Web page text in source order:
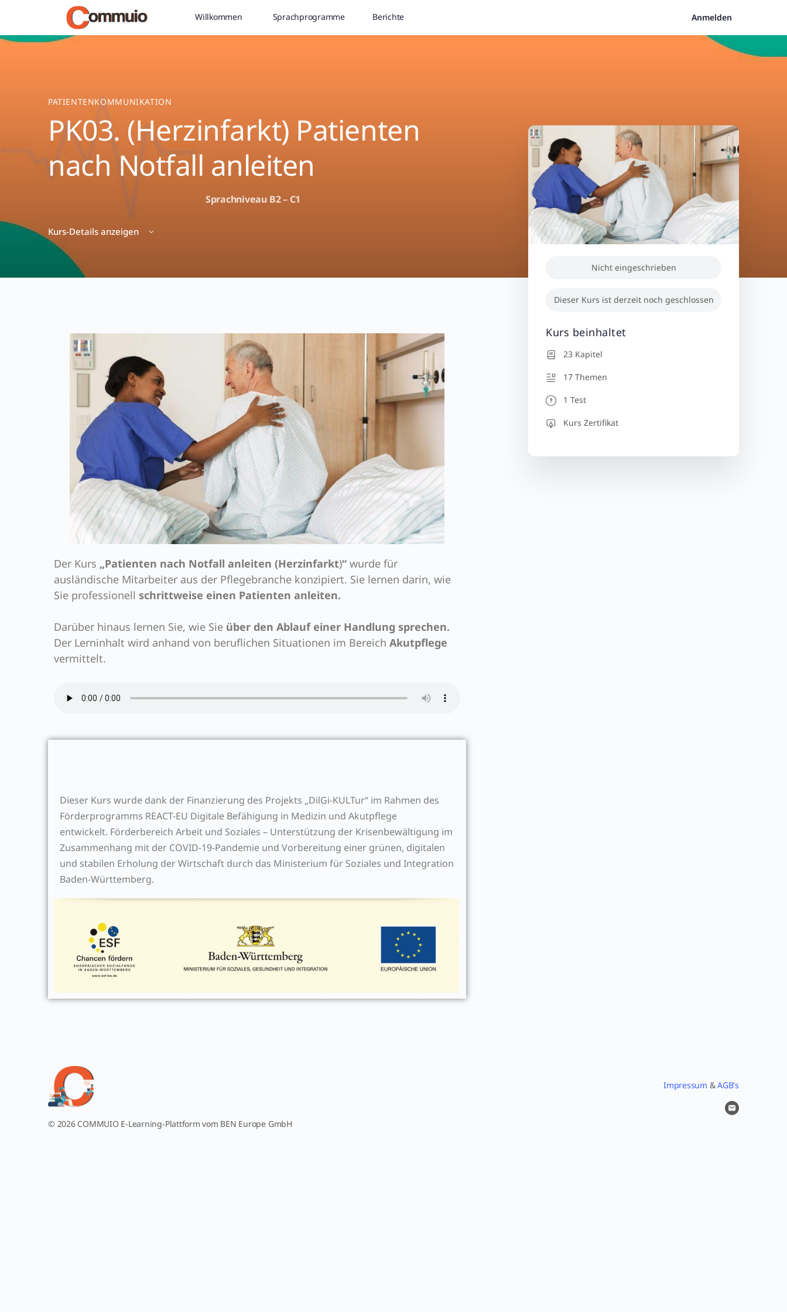
Willkommen Sprachprogramme Berichte Anmelden
PATIENTENKOMMUNIKATION
PK03. (Herzinfarkt) Patienten
nach Notfall anleiten
Sprachniveau B2 – C1
Kurs-Details anzeigen
Der Kurs „Patienten nach Notfall anleiten (Herzinfarkt)“ wurde für
ausländische Mitarbeiter aus der Pflegebranche konzipiert. Sie lernen darin, wie
Sie professionell schrittweise einen Patienten anleiten.
Darüber hinaus lernen Sie, wie Sie über den Ablauf einer Handlung sprechen.
Der Lerninhalt wird anhand von beruflichen Situationen im Bereich Akutpflege
vermittelt.
Dieser Kurs wurde dank der Finanzierung des Projekts „DilGi-KULTur“ im Rahmen des
Förderprogramms REACT-EU Digitale Befähigung in Medizin und Akutpflege
entwickelt. Förderbereich Arbeit und Soziales – Unterstützung der Krisenbewältigung im
Zusammenhang mit der COVID-19-Pandemie und Vorbereitung einer grünen, digitalen
und stabilen Erholung der Wirtschaft durch das Ministerium für Soziales und Integration
Baden-Württemberg.
Nicht eingeschrieben
Dieser Kurs ist derzeit noch geschlossen
Kurs beinhaltet
23 Kapitel
17 Themen
1 Test
Kurs Zertifikat
© 2026 COMMUIO E-Learning-Plattform vom BEN Europe GmbH
Impressum &AGB's